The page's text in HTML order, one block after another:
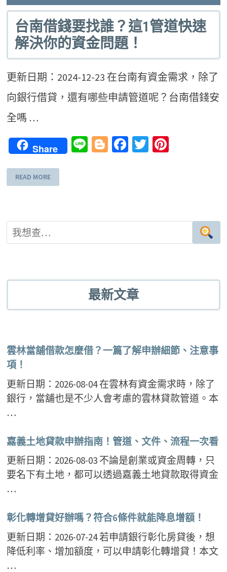
台南借錢要找誰？這1管道快速
解決你的資金問題！
更新日期：2024-12-23 在台南有資金需求，除了
向銀行借貸，還有哪些申請管道呢？台南借錢安
全嗎 …
Share LineBlogger
Facebook
Twitter
READ MORE
最新文章
雲林當舖借款怎麼借？一篇了解申辦細節、注意事
項！
更新日期：2026-08-04 在雲林有資金需求時，除了
銀行，當舖也是不少人會考慮的雲林貸款管道。本
…
嘉義土地貸款申辦指南！管道、文件、流程一次看
更新日期：2026-08-03 不論是創業或資金周轉，只
要名下有土地，都可以透過嘉義土地貸款取得資金
…
彰化轉增貸好辦嗎？符合6條件就能降息增額！
更新日期：2026-07-24 若申請銀行彰化房貸後，想
降低利率、增加額度，可以申請彰化轉增貸！本文
…